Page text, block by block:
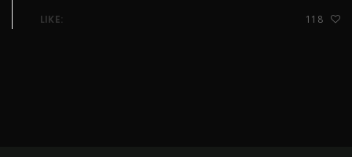
LIKE: 118